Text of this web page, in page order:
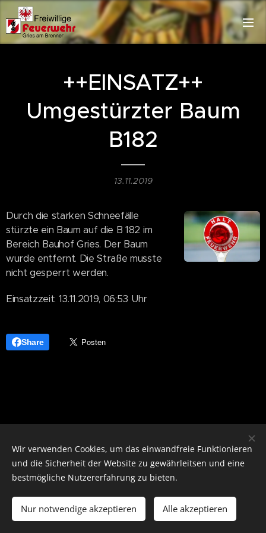
++EINSATZ++
Umgestürzter Baum
B182
13.11.2019
Durch die starken Schneefälle
stürzte ein Baum auf die B 182 im
Bereich Bauhof Gries. Der Baum
wurde entfernt. Die Straße musste
nicht gesperrt werden.
Einsatzzeit: 13.11.2019, 06:53 Uhr
Share
Notruf 122 Cookies
Wir verwenden Cookies, um das einwandfreie Funktionieren
und die Sicherheit der Website zu gewährleitsen und eine
bestmögliche Nutzererfahrung zu bieten.
Nur notwendige akzeptieren Alle akzeptieren